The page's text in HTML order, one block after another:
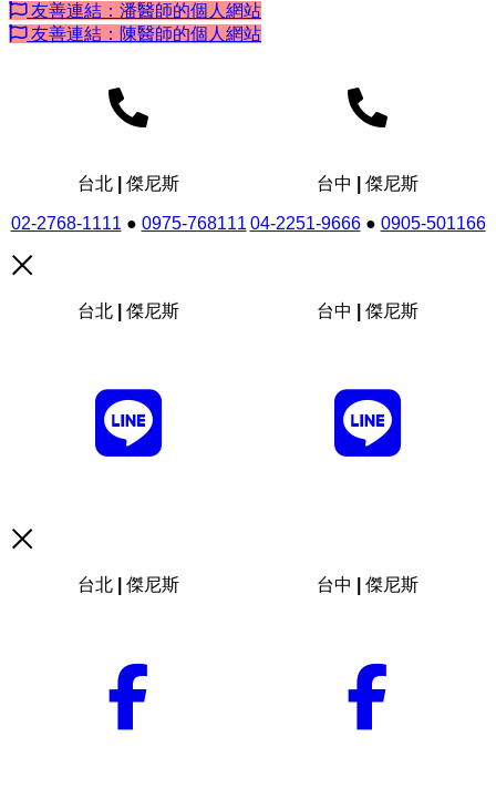
友善連結：潘醫師的個人網站
友善連結：陳醫師的個人網站
台北 | 傑尼斯
02-2768-1111 ● 0975-768111
台中 | 傑尼斯
04-2251-9666● 0905-501166
台北 | 傑尼斯 台中 | 傑尼斯
台北 | 傑尼斯 台中 | 傑尼斯